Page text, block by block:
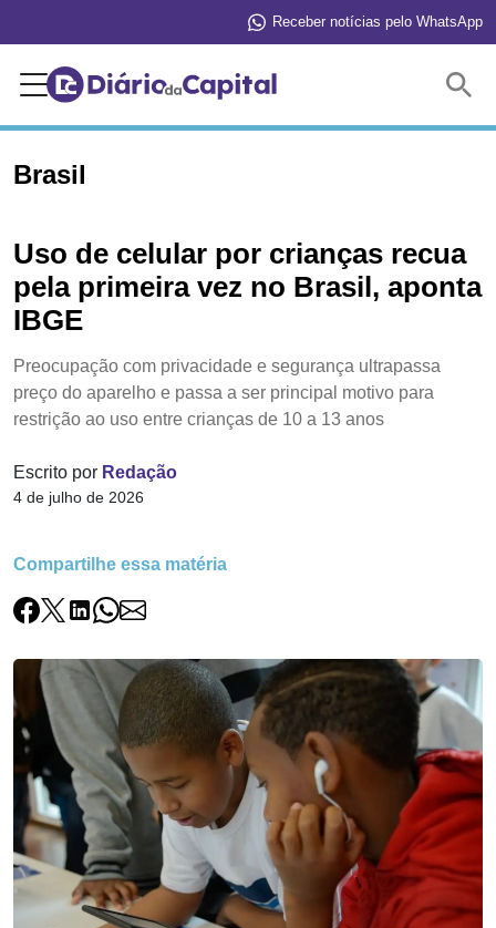
Receber notícias pelo WhatsApp
Brasil
Uso de celular por crianças recua
pela primeira vez no Brasil, aponta
IBGE
Preocupação com privacidade e segurança ultrapassa
preço do aparelho e passa a ser principal motivo para
restrição ao uso entre crianças de 10 a 13 anos
Escrito por Redação
4 de julho de 2026
Compartilhe essa matéria